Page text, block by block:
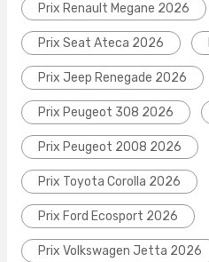
Prix Renault Megane 2026
Prix Seat Ateca 2026
Prix Jeep Renegade 2026
Prix Peugeot 308 2026
Prix Peugeot 2008 2026
Prix Toyota Corolla 2026
Prix Ford Ecosport 2026
Prix Volkswagen Jetta 2026